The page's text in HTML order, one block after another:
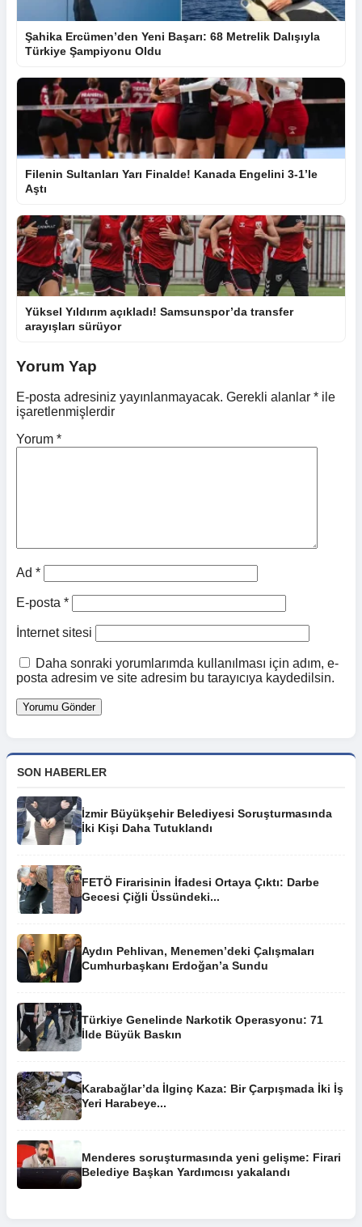
Şahika Ercümen’den Yeni Başarı: 68 Metrelik Dalışıyla
Türkiye Şampiyonu Oldu
Filenin Sultanları Yarı Finalde! Kanada Engelini 3-1’le
Aştı
Yüksel Yıldırım açıkladı! Samsunspor’da transfer
arayışları sürüyor
Yorum Yap
E-posta adresiniz yayınlanmayacak. Gerekli alanlar * ile
işaretlenmişlerdir
Yorum *
Ad *
E-posta *
İnternet sitesi
Daha sonraki yorumlarımda kullanılması için adım, e-
posta adresim ve site adresim bu tarayıcıya kaydedilsin.
SON HABERLER
İzmir Büyükşehir Belediyesi Soruşturmasında
İki Kişi Daha Tutuklandı
FETÖ Firarisinin İfadesi Ortaya Çıktı: Darbe
Gecesi Çiğli Üssündeki...
Aydın Pehlivan, Menemen’deki Çalışmaları
Cumhurbaşkanı Erdoğan’a Sundu
Türkiye Genelinde Narkotik Operasyonu: 71
İlde Büyük Baskın
Karabağlar’da İlginç Kaza: Bir Çarpışmada İki İş
Yeri Harabeye...
Menderes soruşturmasında yeni gelişme: Firari
Belediye Başkan Yardımcısı yakalandı